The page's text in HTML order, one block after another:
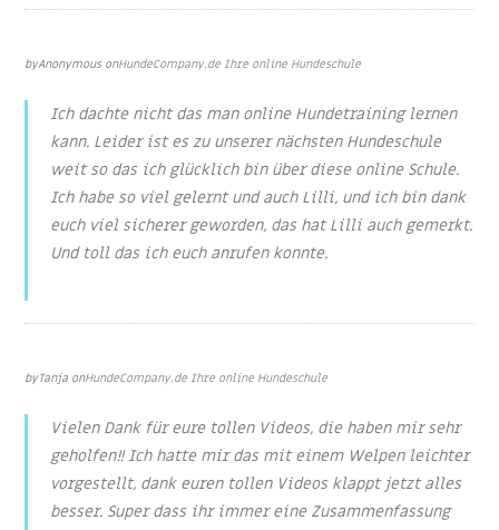
byAnonymousonHundeCompany.de Ihre online Hundeschule
Ich dachte nicht das man online Hundetraining lernen
kann. Leider ist es zu unserer nächsten Hundeschule
weit so das ich glücklich bin über diese online Schule.
Ich habe so viel gelernt und auch Lilli, und ich bin dank
euch viel sicherer geworden, das hat Lilli auch gemerkt.
Und toll das ich euch anrufen konnte.
byTanja onHundeCompany.de Ihre online Hundeschule
Vielen Dank für eure tollen Videos, die haben mir sehr
geholfen!! Ich hatte mir das mit einem Welpen leichter
vorgestellt, dank euren tollen Videos klappt jetzt alles
besser. Super dass ihr immer eine Zusammenfassung